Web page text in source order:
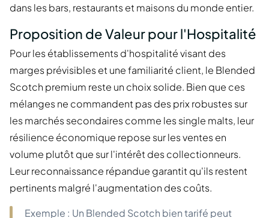
dans les bars, restaurants et maisons du monde entier.
Proposition de Valeur pour l'Hospitalité
Pour les établissements d'hospitalité visant des
marges prévisibles et une familiarité client, le Blended
Scotch premium reste un choix solide. Bien que ces
mélanges ne commandent pas des prix robustes sur
les marchés secondaires comme les single malts, leur
résilience économique repose sur les ventes en
volume plutôt que sur l'intérêt des collectionneurs.
Leur reconnaissance répandue garantit qu'ils restent
pertinents malgré l'augmentation des coûts.
Exemple : Un Blended Scotch bien tarifé peut